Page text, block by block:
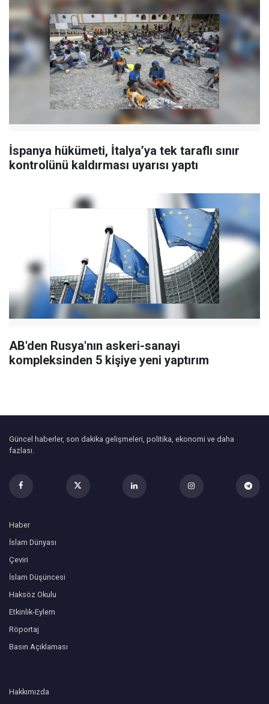
İspanya hükümeti, İtalya’ya tek taraflı sınır
kontrolünü kaldırması uyarısı yaptı
AB'den Rusya'nın askeri-sanayi
kompleksinden 5 kişiye yeni yaptırım
Güncel haberler, son dakika gelişmeleri, politika, ekonomi ve daha
fazlası.
Haber
İslam Dünyası
Çeviri
İslam Düşüncesi
Haksöz Okulu
Etkinlik-Eylem
Röportaj
Basın Açıklaması
Hakkımızda